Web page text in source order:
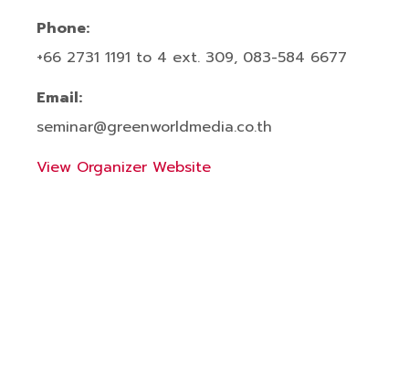
Phone:
+66 2731 1191 to 4 ext. 309, 083-584 6677
Email:
seminar@greenworldmedia.co.th
View Organizer Website